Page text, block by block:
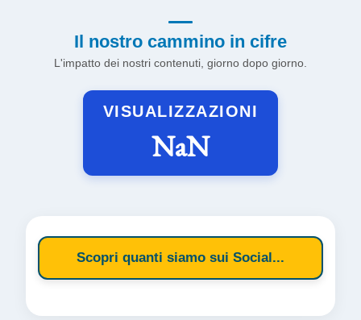
Il nostro cammino in cifre
L'impatto dei nostri contenuti, giorno dopo giorno.
VISUALIZZAZIONI
NaN
Scopri quanti siamo sui Social...